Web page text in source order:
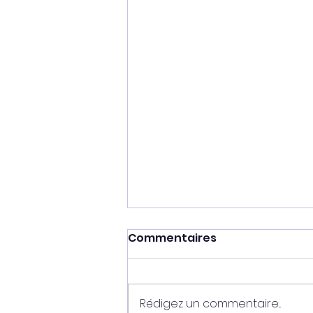
Commentaires
Rédigez un commentaire...